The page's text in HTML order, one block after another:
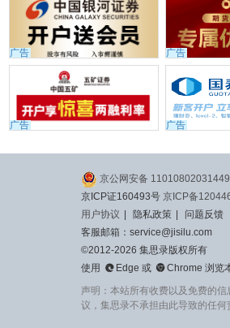
广告 广告
广告 广告
京公网安备
京ICP证160493号 京ICP备
用户协议
隐私政策
问题反馈
客服邮箱：service@jisilu.com
©2012-2026 集思录版权所有
使用
 Edge 或 Chrome 浏览
声明：本站所有收费以及免费的
议，集思录不承担由此导致的任何